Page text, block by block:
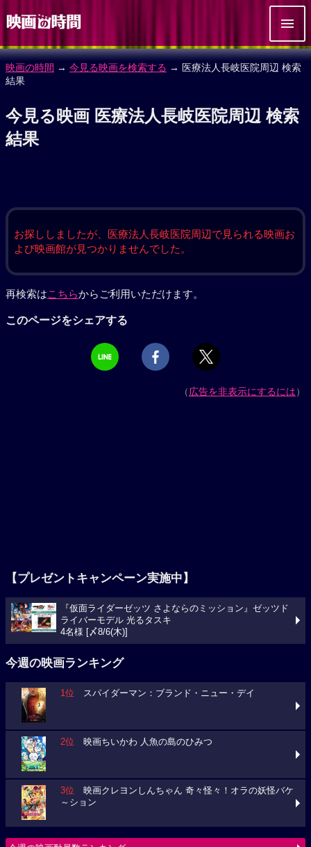
映画の時間 → 今見る映画を検索する → 医療法人長岐医院周辺 検索
結果
今見る映画 医療法人長岐医院周辺 検索
結果
お探ししましたが、医療法人長岐医院周辺で見られる映画お
よび映画館が見つかりませんでした。
再検索はこちらからご利用いただけます。
このページをシェアする
（広告を非表示にするには）
【プレゼントキャンペーン実施中】
『仮面ライダーゼッツ さよならのミッション』ゼッツド
ライバーモデル 光るタスキ
4名様 [〆8/6(木)]
今週の映画ランキング
1位 スパイダーマン：ブランド・ニュー・デイ
2位 映画ちいかわ 人魚の島のひみつ
3位 映画クレヨンしんちゃん 奇々怪々！オラの妖怪バケ
～ション